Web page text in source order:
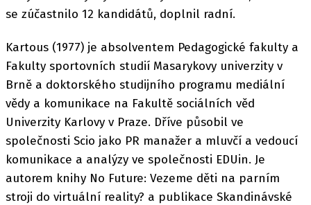
se zúčastnilo 12 kandidátů, doplnil radní.
Kartous (1977) je absolventem Pedagogické fakulty a
Fakulty sportovních studií Masarykovy univerzity v
Brně a doktorského studijního programu mediální
vědy a komunikace na Fakultě sociálních věd
Univerzity Karlovy v Praze. Dříve působil ve
společnosti Scio jako PR manažer a mluvčí a vedoucí
komunikace a analýzy ve společnosti EDUin. Je
autorem knihy No Future: Vezeme děti na parním
stroji do virtuální reality? a publikace Skandinávské